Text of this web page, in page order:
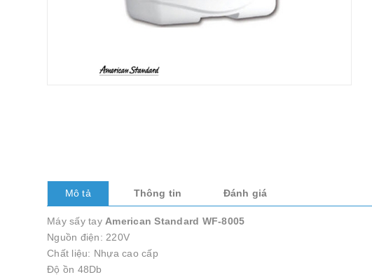
Mô tả Thông tin Đánh giá
Máy sấy tay American Standard WF-8005
Nguồn điện: 220V
Chất liệu: Nhựa cao cấp
Độ ồn 48Db